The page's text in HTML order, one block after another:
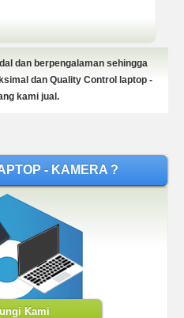
dan berpengalaman sehingga
dan Quality Control laptop -
kami jual.
- KAMERA ?
Kami